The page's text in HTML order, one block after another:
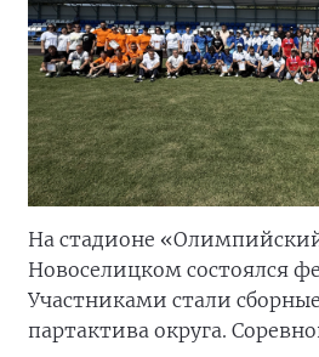
На стадионе
Новоселицком состоялся
Участниками стали
партактива округа.